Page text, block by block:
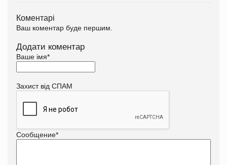
Коментарі
Ваш коментар буде першим.
Додати коментар
Ваше імя*
Захист від СПАМ
Сообщение*